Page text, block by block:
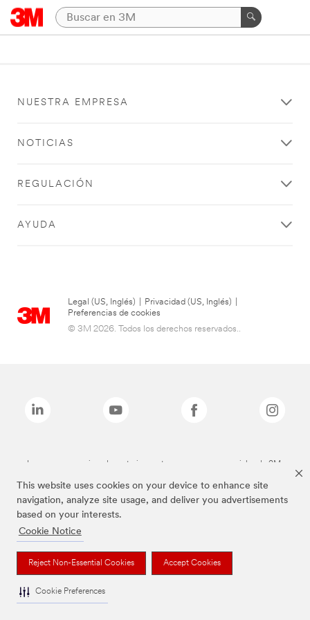
This website uses cookies on your device to enhance site
navigation, analyze site usage, and deliver you advertisements
based on your interests.
Cookie Notice
Reject Non-Essential Cookies Accept Cookies
Cookie Preferences
NUESTRA EMPRESA
NOTICIAS
REGULACIÓN
AYUDA
Legal (US, Inglés) Privacidad (US, Inglés)
Preferencias de cookies
© 3M 2026. Todos los derechos reservados..
Las marcas mencionadas anteriormente son marcas comerciales de 3M.